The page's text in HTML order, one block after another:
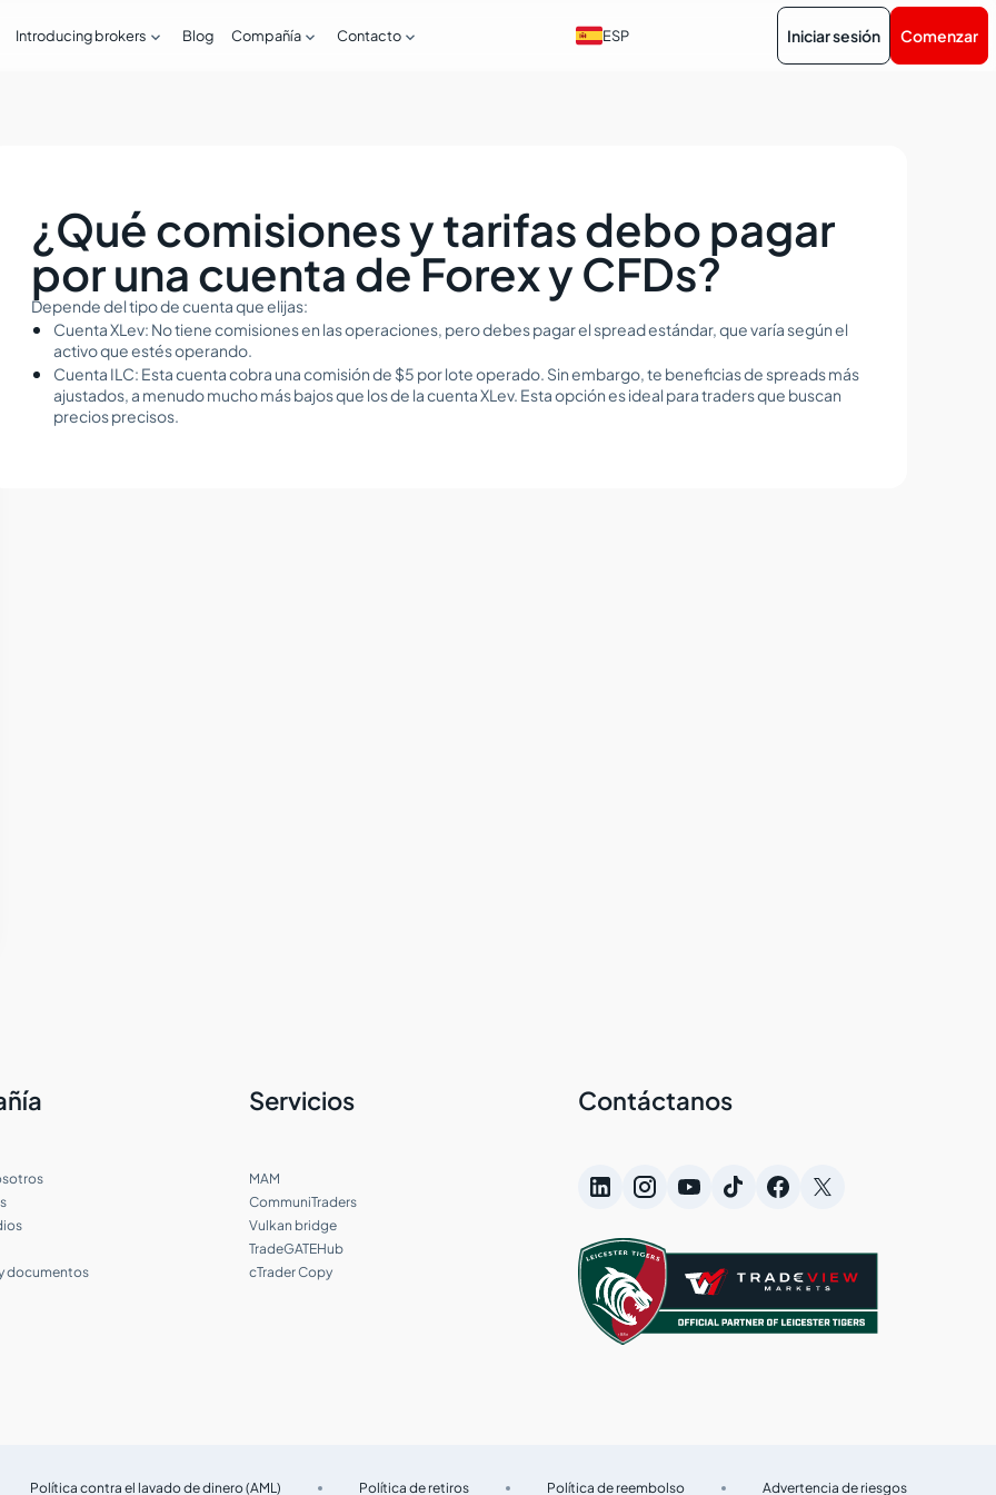
Introducing brokers  Blog Compañía Contacto ESP Iniciar sesión Comenzar
¿Qué comisiones y tarifas debo pagar
por una cuenta de Forex y CFDs?
Depende del tipo de cuenta que elijas:
Cuenta XLev: No tiene comisiones en las operaciones, pero debes pagar el spread estándar, que varía según el
activo que estés operando.
Cuenta ILC: Esta cuenta cobra una comisión de $5 por lote operado. Sin embargo, te beneficias de spreads más
ajustados, a menudo mucho más bajos que los de la cuenta XLev. Esta opción es ideal para traders que buscan
precios precisos.
documentos
Servicios
MAM
CommuniTraders
Vulkan bridge
TradeGATEHub
cTrader Copy
Contáctanos
Política contra el lavado de dinero (AML) Política de retiros Política de reembolso Advertencia de riesgos